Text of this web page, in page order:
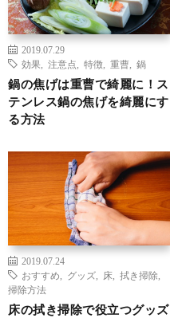
2019.07.29
効果
注意点 特徴 重曹 鍋
鍋の焦げは重曹で綺麗に！ス
テンレス鍋の焦げを綺麗にす
る方法
2019.07.24
おすすめ
グッズ 床 拭き掃除
掃除方法
床の拭き掃除で役立つグッズ